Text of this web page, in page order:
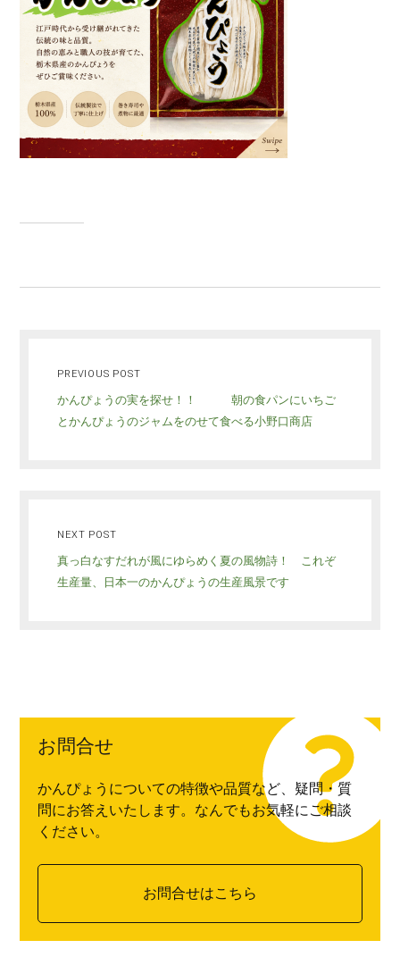
PREVIOUS POST
かんぴょうの実を探せ！！ 朝の食パンにいちご
とかんぴょうのジャムをのせて食べる小野口商店
NEXT POST
真っ白なすだれが風にゆらめく夏の風物詩！ これぞ
生産量、日本一のかんぴょうの生産風景です
お問合せ
かんぴょうについての特徴や品質など、疑問・質
問にお答えいたします。なんでもお気軽にご相談
ください。
お問合せはこちら